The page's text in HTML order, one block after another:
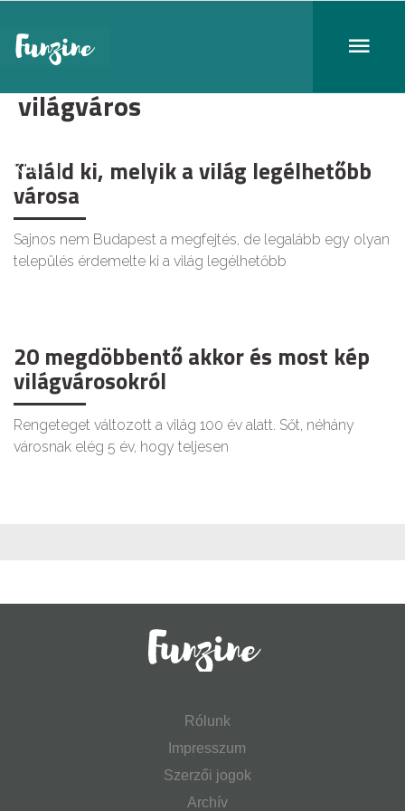
világváros
KULT
Találd ki, melyik a világ legélhetőbb
városa
Sajnos nem Budapest a megfejtés, de legalább egy olyan
település érdemelte ki a világ legélhetőbb
20 megdöbbentő akkor és most kép
világvárosokról
Rengeteget változott a világ 100 év alatt. Sőt, néhány
városnak elég 5 év, hogy teljesen
Rólunk
Impresszum
Szerzői jogok
Archív